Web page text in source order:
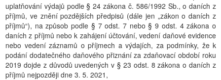
uplatňování výdajů podle § 24 zákona č. 586/1992 Sb., o daních z
příjmů, ve znění pozdějších předpisů (dále jen „zákon o daních z
příjmů“), na způsob podle § 7 odst. 7 nebo § 9 odst. 4 zákona o
daních z příjmů nebo k zahájení účtování, vedení daňové evidence
nebo vedení záznamů o příjmech a výdajích, za podmínky, že k
podání dodatečného daňového přiznání za zdaňovací období roku
2019 dojde z důvodů uvedených v § 23 odst. 8 zákona o daních z
příjmů nejpozději dne 3. 5. 2021,